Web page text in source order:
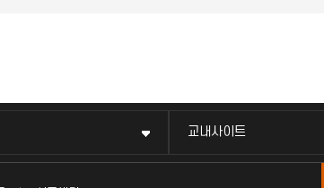
교내사이트